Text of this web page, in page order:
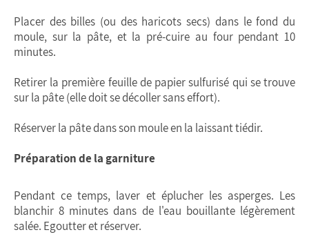
Placer des billes (ou des haricots secs) dans le fond du
moule, sur la pâte, et la pré-cuire au four pendant 10
minutes.
Retirer la première feuille de papier sulfurisé qui se trouve
sur la pâte (elle doit se décoller sans effort).
Réserver la pâte dans son moule en la laissant tiédir.
Préparation de la garniture
Pendant ce temps, laver et éplucher les asperges. Les
blanchir 8 minutes dans de l'eau bouillante légèrement
salée. Egoutter et réserver.